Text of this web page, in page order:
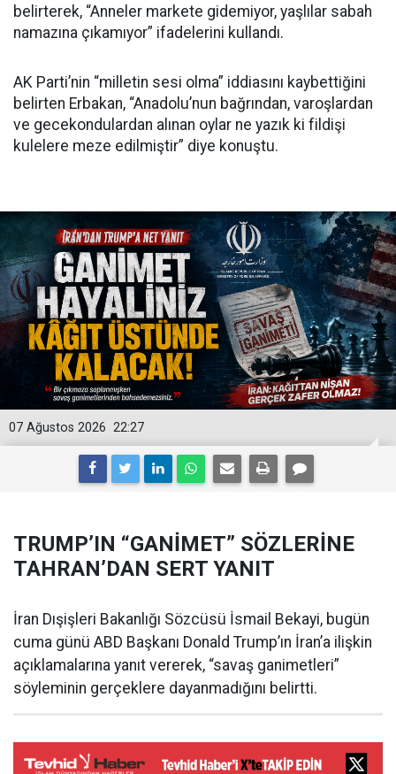
belirterek, “Anneler markete gidemiyor, yaşlılar sabah
namazına çıkamıyor” ifadelerini kullandı.
AK Parti’nin “milletin sesi olma” iddiasını kaybettiğini
belirten Erbakan, “Anadolu’nun bağrından, varoşlardan
ve gecekondulardan alınan oylar ne yazık ki fildişi
kulelere meze edilmiştir” diye konuştu.
22:27
07 Ağustos 2026
TRUMP’IN “GANİMET” SÖZLERİNE
TAHRAN’DAN SERT YANIT
İran Dışişleri Bakanlığı Sözcüsü İsmail Bekayi, bugün
cuma günü ABD Başkanı Donald Trump’ın İran’a ilişkin
açıklamalarına yanıt vererek, “savaş ganimetleri”
söyleminin gerçeklere dayanmadığını belirtti.